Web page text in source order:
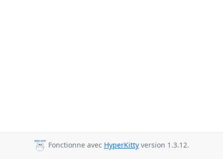
Fonctionne avec HyperKitty version 1.3.12.